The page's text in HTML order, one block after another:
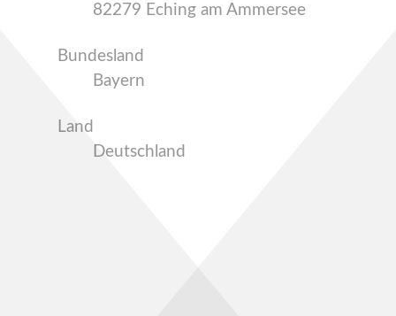
82279 Eching am Ammersee
Bundesland
Bayern
Land
Deutschland